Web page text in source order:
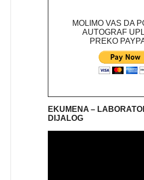
MOLIMO VAS DA
AUTOGRAF
PREKO
EKUMENA –
DIJALOG